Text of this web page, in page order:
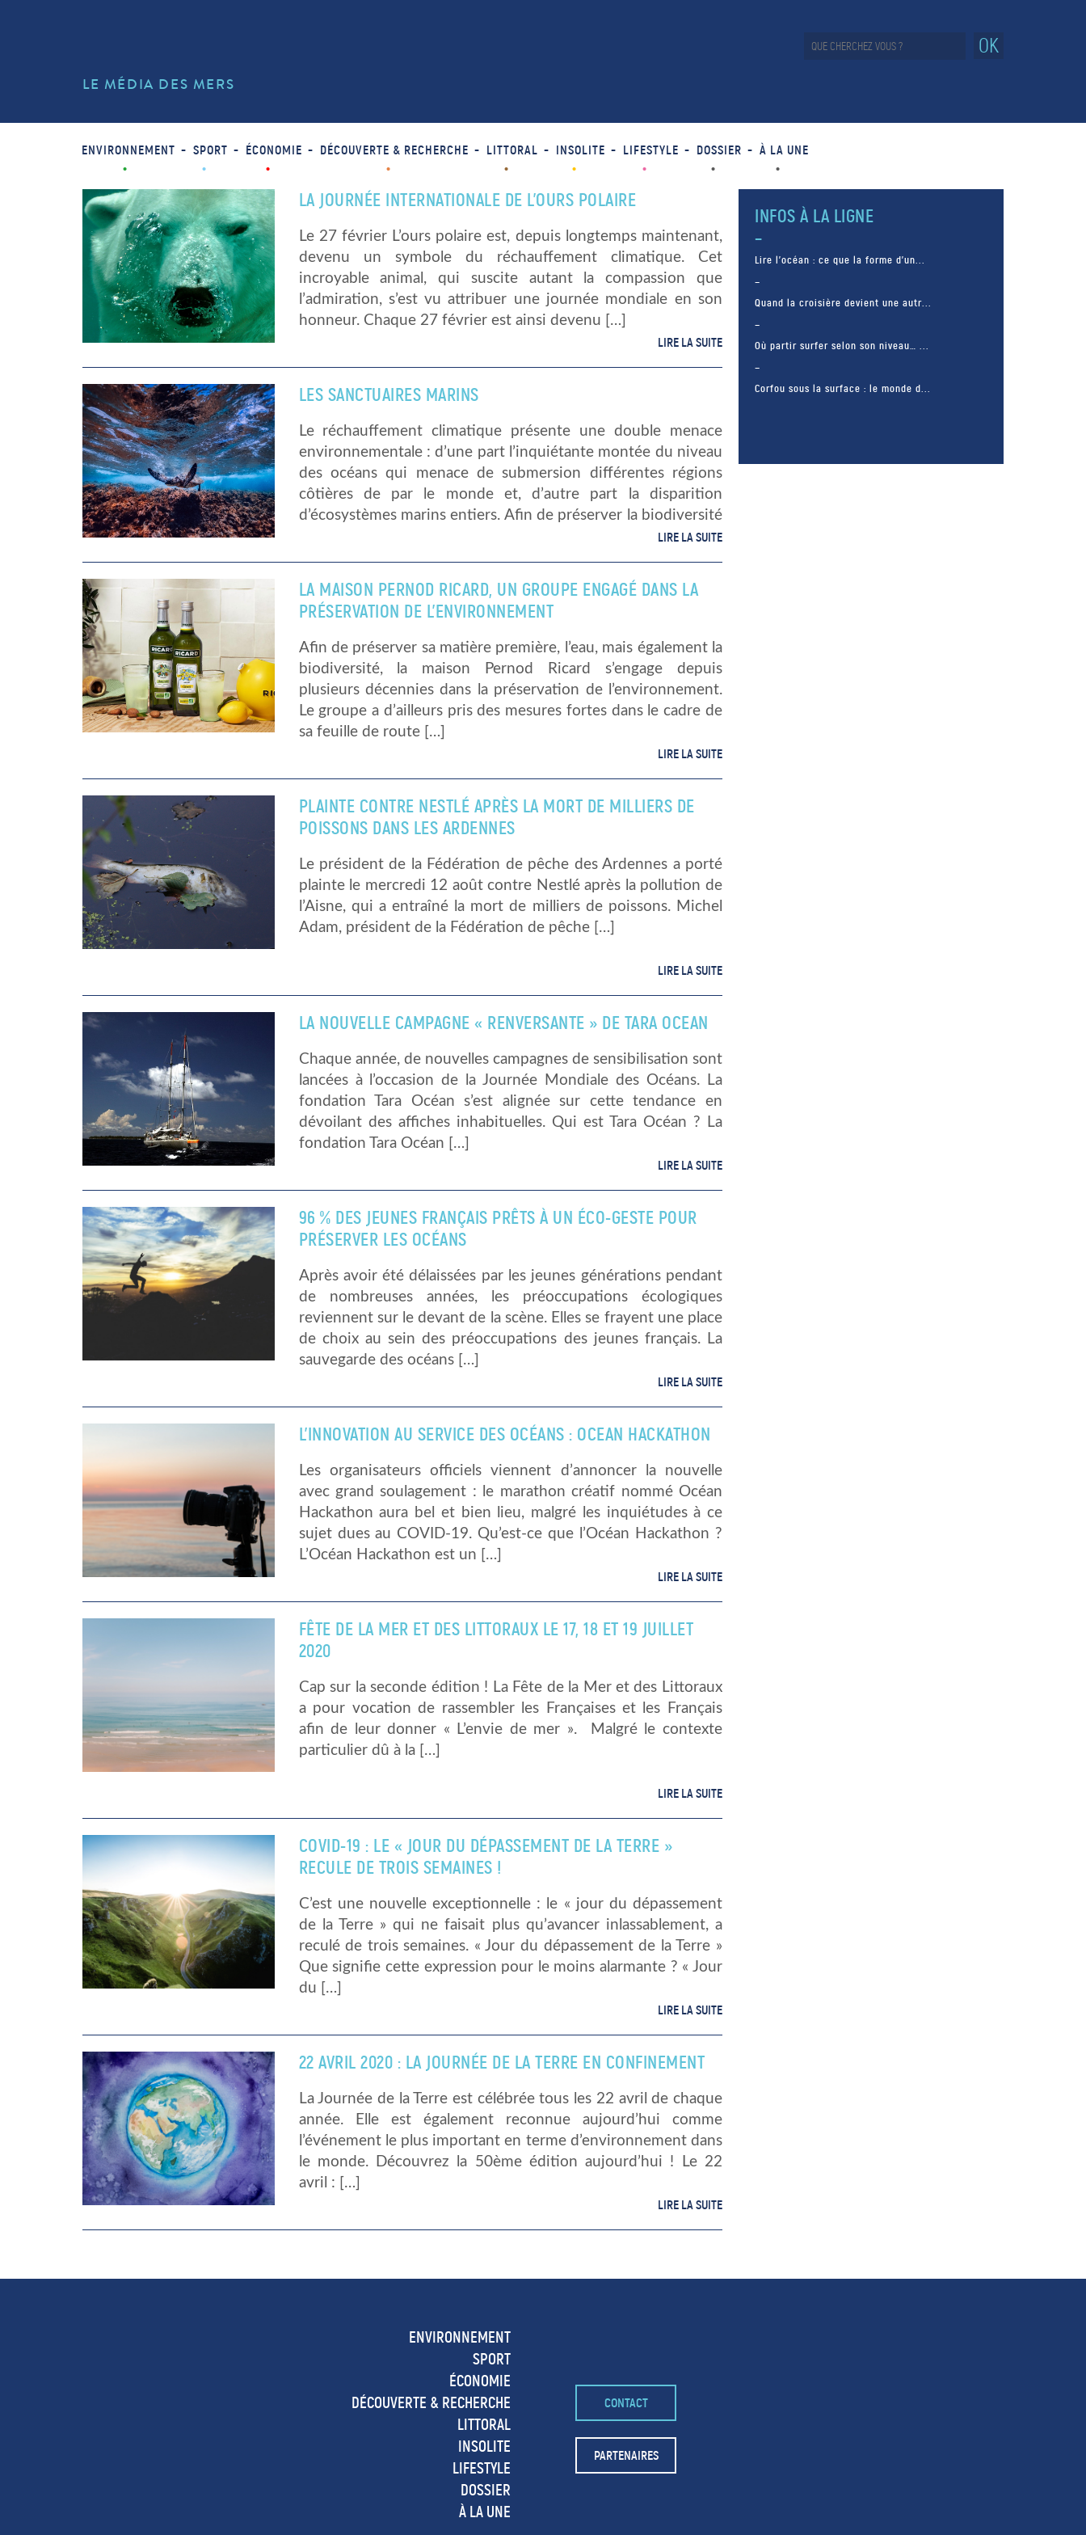
LE MÉDIA DES MERS
OK
ENVIRONNEMENT SPORT ÉCONOMIE DÉCOUVERTE & RECHERCHE LITTORAL INSOLITE LIFESTYLE DOSSIER À LA UNE
LA JOURNÉE INTERNATIONALE DE L’OURS POLAIRE
Le 27 février L’ours polaire est, depuis longtemps maintenant,
devenu un symbole du réchauffement climatique. Cet
incroyable animal, qui suscite autant la compassion que
l’admiration, s’est vu attribuer une journée mondiale en son
honneur. Chaque 27 février est ainsi devenu […]
LIRE LA SUITE
LES SANCTUAIRES MARINS
Le réchauffement climatique présente une double menace
environnementale : d’une part l’inquiétante montée du niveau
des océans qui menace de submersion différentes régions
côtières de par le monde et, d’autre part la disparition
d’écosystèmes marins entiers. Afin de préserver la biodiversité
LIRE LA SUITE
LA MAISON PERNOD RICARD, UN GROUPE ENGAGÉ DANS LA
PRÉSERVATION DE L’ENVIRONNEMENT
Afin de préserver sa matière première, l’eau, mais également la
biodiversité, la maison Pernod Ricard s’engage depuis
plusieurs décennies dans la préservation de l’environnement.
Le groupe a d’ailleurs pris des mesures fortes dans le cadre de
sa feuille de route […]
LIRE LA SUITE
PLAINTE CONTRE NESTLÉ APRÈS LA MORT DE MILLIERS DE
POISSONS DANS LES ARDENNES
Le président de la Fédération de pêche des Ardennes a porté
plainte le mercredi 12 août contre Nestlé après la pollution de
l’Aisne, qui a entraîné la mort de milliers de poissons. Michel
Adam, président de la Fédération de pêche […]
LIRE LA SUITE
LA NOUVELLE CAMPAGNE « RENVERSANTE » DE TARA OCEAN
Chaque année, de nouvelles campagnes de sensibilisation sont
lancées à l’occasion de la Journée Mondiale des Océans. La
fondation Tara Océan s’est alignée sur cette tendance en
dévoilant des affiches inhabituelles. Qui est Tara Océan ? La
fondation Tara Océan […]
LIRE LA SUITE
96 % DES JEUNES FRANÇAIS PRÊTS À UN ÉCO-GESTE POUR
PRÉSERVER LES OCÉANS
Après avoir été délaissées par les jeunes générations pendant
de nombreuses années, les préoccupations écologiques
reviennent sur le devant de la scène. Elles se frayent une place
de choix au sein des préoccupations des jeunes français. La
sauvegarde des océans […]
LIRE LA SUITE
L’INNOVATION AU SERVICE DES OCÉANS : OCEAN HACKATHON
Les organisateurs officiels viennent d’annoncer la nouvelle
avec grand soulagement : le marathon créatif nommé Océan
Hackathon aura bel et bien lieu, malgré les inquiétudes à ce
sujet dues au COVID-19. Qu’est-ce que l’Océan Hackathon ?
L’Océan Hackathon est un […]
LIRE LA SUITE
FÊTE DE LA MER ET DES LITTORAUX LE 17, 18 ET 19 JUILLET
2020
Cap sur la seconde édition ! La Fête de la Mer et des Littoraux
a pour vocation de rassembler les Françaises et les Français
afin de leur donner « L’envie de mer ». Malgré le contexte
particulier dû à la […]
LIRE LA SUITE
COVID-19 : LE « JOUR DU DÉPASSEMENT DE LA TERRE »
RECULE DE TROIS SEMAINES !
C’est une nouvelle exceptionnelle : le « jour du dépassement
de la Terre » qui ne faisait plus qu’avancer inlassablement, a
reculé de trois semaines. « Jour du dépassement de la Terre »
Que signifie cette expression pour le moins alarmante ? « Jour
du […]
LIRE LA SUITE
22 AVRIL 2020 : LA JOURNÉE DE LA TERRE EN CONFINEMENT
La Journée de la Terre est célébrée tous les 22 avril de chaque
année. Elle est également reconnue aujourd’hui comme
l’événement le plus important en terme d’environnement dans
le monde. Découvrez la 50ème édition aujourd’hui ! Le 22
avril : […]
LIRE LA SUITE
INFOS À LA LIGNE
Lire l’océan : ce que la forme d’un...
Quand la croisière devient une autr...
Où partir surfer selon son niveau… ...
Corfou sous la surface : le monde d...
ENVIRONNEMENT
SPORT
ÉCONOMIE
DÉCOUVERTE & RECHERCHE
LITTORAL
INSOLITE
LIFESTYLE
DOSSIER
À LA UNE
CONTACT
PARTENAIRES